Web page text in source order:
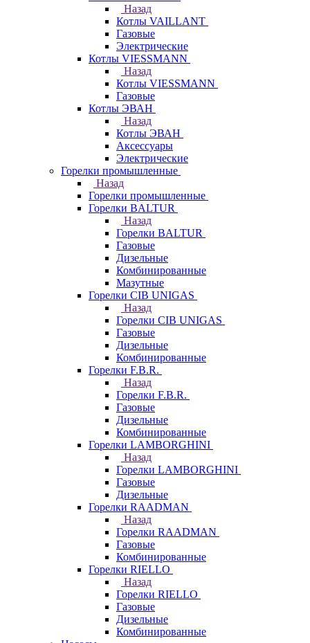
Назад
Котлы VAILLANT
Газовые
Электрические
Котлы VIESSMANN
Назад
Котлы VIESSMANN
Газовые
Котлы ЭВАН
Назад
Котлы ЭВАН
Аксессуары
Электрические
Горелки промышленные
Назад
Горелки промышленные
Горелки BALTUR
Назад
Горелки BALTUR
Газовые
Дизельные
Комбинированные
Мазутные
Горелки CIB UNIGAS
Назад
Горелки CIB UNIGAS
Газовые
Дизельные
Комбинированные
Горелки F.B.R.
Назад
Горелки F.B.R.
Газовые
Дизельные
Комбинированные
Горелки LAMBORGHINI
Назад
Горелки LAMBORGHINI
Газовые
Дизельные
Горелки RAADMAN
Назад
Горелки RAADMAN
Газовые
Комбинированные
Горелки RIELLO
Назад
Горелки RIELLO
Газовые
Дизельные
Комбинированные